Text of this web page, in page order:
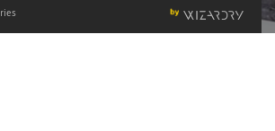
паперотримач для туалету на вакуумному
зручні, сертифіковані та
санітарно-гігієнічним